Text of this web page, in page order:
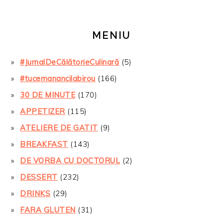
MENIU
#JurnalDeCălătorieCulinară (5)
#tucemanancilabirou (166)
30 DE MINUTE(170)
APPETIZER (115)
ATELIERE DE GATIT (9)
BREAKFAST (143)
DE VORBA CU DOCTORUL (2)
DESSERT (232)
DRINKS (29)
FARA GLUTEN (31)